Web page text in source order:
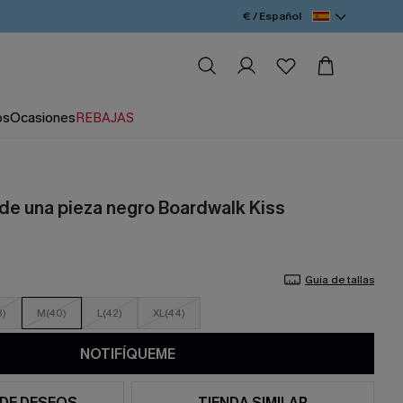
€ / Español
OcasionesREBAJAS
una pieza negro Boardwalk Kiss
Guía de tallas
M(40) L(42) XL(44)
NOTIFÍQUEME